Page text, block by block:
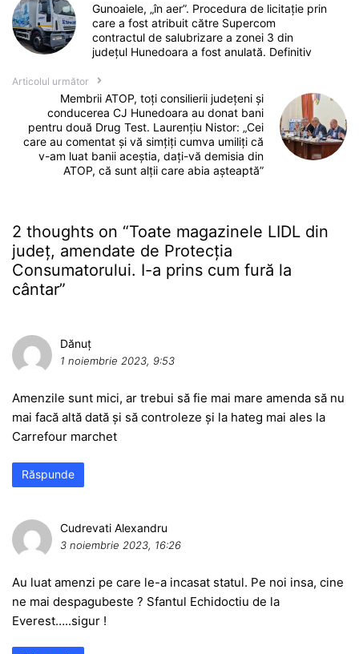
Gunoaiele, „în aer”. Procedura de licitație prin
care a fost atribuit către Supercom
contractul de salubrizare a zonei 3 din
județul Hunedoara a fost anulată. Definitiv
Articolul următor
Membrii ATOP, toți consilierii județeni și
conducerea CJ Hunedoara au donat bani
pentru două Drug Test. Laurențiu Nistor: „Cei
care au comentat și vă simțiți cumva umiliți că
v-am luat banii aceștia, dați-vă demisia din
ATOP, că sunt alții care abia așteaptă”
2 thoughts on “Toate magazinele LIDL din
județ, amendate de Protecția
Consumatorului. I-a prins cum fură la
cântar”
Dănuț
1 noiembrie 2023, 9:53
Amenzile sunt mici, ar trebui să fie mai mare amenda să nu
mai facă altă dată și să controleze și la hateg mai ales la
Carrefour marchet
Răspunde
Cudrevati Alexandru
3 noiembrie 2023, 16:26
Au luat amenzi pe care le-a incasat statul. Pe noi insa, cine
ne mai despagubeste ? Sfantul Echidoctiu de la
Everest…..sigur !